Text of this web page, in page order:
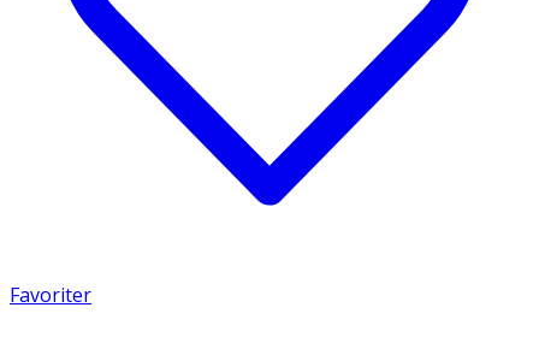
Favoriter